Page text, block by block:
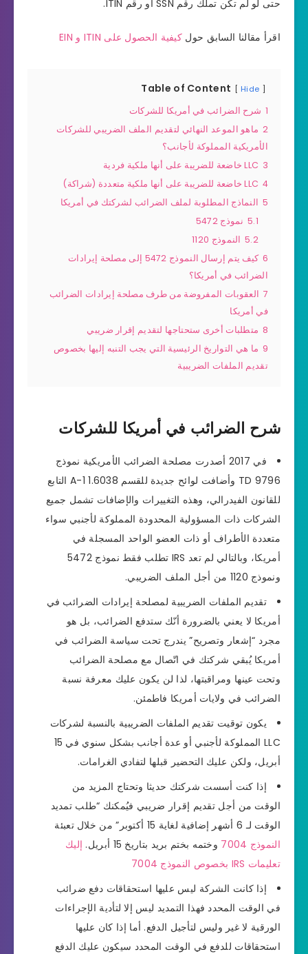
حتى لو لم تكن تملك رقم SSN أو رقم ITIN.
اقرأ مقالنا السابق حول كيفية الحصول على ITIN و EIN
Table of Content Hide
1 شرح الضرائب في أمريكا للشركات
2 ماهو الموعد النهائي لتقديم الملف الضريبي للشركات
الأمريكية المملوكة لأجانب؟
3 LLC خاضعة للضريبة على أنها ملكية فردية
4 LLC خاضعة للضريبة على أنها ملكية متعددة (شراكة)
5 النماذج المطلوبة لملف الضرائب لشركتك في أمريكا
5.1 نموذج 5472
5.2 النموذج 1120
6
كيف يتم إرسال النموذج 5472 إلى مصلحة إيرادات
الضرائب في أمريكا؟
7 العقوبات المفروضة من طرف مصلحة إيرادات الضرائب
في أمريكا
8 متطلبات أخرى ستحتاجها لتقديم إقرار ضريبي
9 ما هي التواريخ الرئيسية التي يجب التنبه إليها بخصوص
تقديم الملفات الضريبية
شرح الضرائب في أمريكا للشركات
في 2017 أصدرت مصلحة الضرائب الأمريكية نموذج
TD 9796 وأضافت لوائح جديدة للقسم A-1 1.6038 التابع
للقانون الفيدرالي، وهذه التغييرات والإضافات تشمل جميع
الشركات ذات المسؤولية المحدودة المملوكة لأجنبي سواء
متعددة الأطراف أو ذات العضو الواحد المسجلة في
أمريكا، وبالتالي لم تعد IRS تطلب فقط نموذج 5472
ونموذج 1120 من أجل الملف الضريبي.
تقديم الملفات الضريبية لمصلحة إيرادات الضرائب في
أمريكا لا يعني بالضرورة أنّك ستدفع الضرائب، بل هو
مجرد “إشعار وتصريح” يندرج تحت سياسة الضرائب في
أمريكا يُبقي شركتك في اتّصال مع مصلحة الضرائب
وتحت عينها ومراقبتها، لذا لن يكون عليك معرفة نسبة
الضرائب في ولايات أمريكا فاطمئن.
يكون توقيت تقديم الملفات الضريبية بالنسبة لشركات
LLC المملوكة لأجنبي أو عدة أجانب بشكل سنوي في 15
أبريل، ولكن عليك التحضير قبلها لتفادي الغرامات.
إذا كنت أسست شركتك حديثا وتحتاج المزيد من
الوقت من أجل تقديم إقرار ضريبي فيُمكنك “طلب تمديد
الوقت لـ 6 أشهر إضافية لغاية 15 أكتوبر” من خلال تعبئة
النموذج 7004
وختمه بختم بريد بتاريخ 15 أبريل.
إليك
تعليمات IRS بخصوص النموذج 7004
إذا كانت الشركة ليس عليها استحقاقات دفع ضرائب
في الوقت المحدد فهذا التمديد ليس إلا لتأدية الإجراءات
الورقية لا غير وليس لتأجيل الدفع. أما إذا كان عليها
استحقاقات للدفع في الوقت المحدد سيكون عليك الدفع